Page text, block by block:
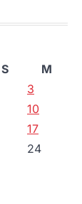
S
M
3
10
17
24